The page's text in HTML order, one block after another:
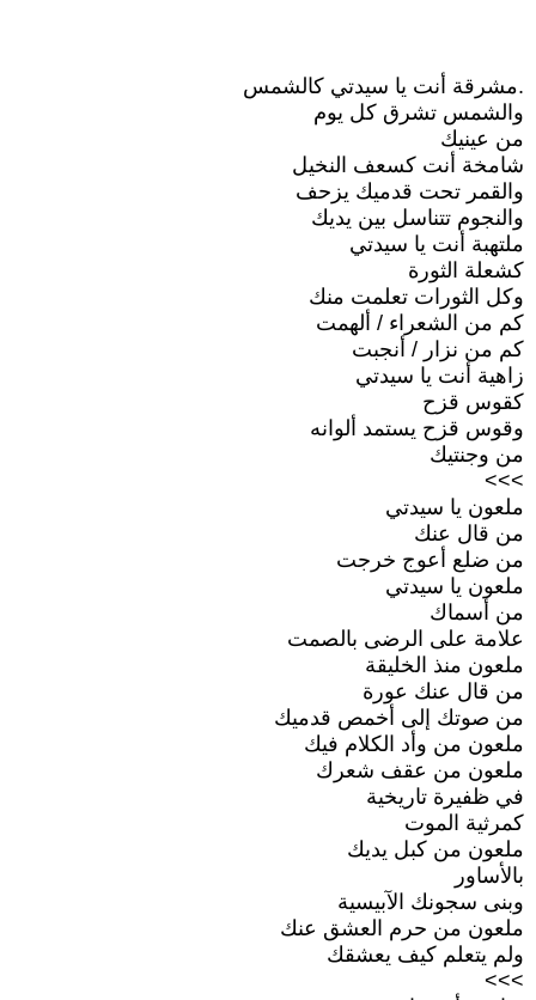
.مشرقة أنت يا سيدتي كالشمس
والشمس تشرق كل يوم
من عينيك
شامخة أنت كسعف النخيل
والقمر تحت قدميك يزحف
والنجوم تتناسل بين يديك
ملتهبة أنت يا سيدتي
كشعلة الثورة
وكل الثورات تعلمت منك
كم من الشعراء / ألهمت
كم من نزار / أنجبت
زاهية أنت يا سيدتي
كقوس قزح
وقوس قزح يستمد ألوانه
من وجنتيك
>>>
ملعون يا سيدتي
من قال عنك
من ضلع أعوج خرجت
ملعون يا سيدتي
من أسماك
علامة على الرضى بالصمت
ملعون منذ الخليقة
من قال عنك عورة
من صوتك إلى أخمص قدميك
ملعون من وأد الكلام فيك
ملعون من عقف شعرك
في ظفيرة تاريخية
كمرثية الموت
ملعون من كبل يديك
بالأساور
وبنى سجونك الآبيسية
ملعون من حرم العشق عنك
ولم يتعلم كيف يعشقك
>>>